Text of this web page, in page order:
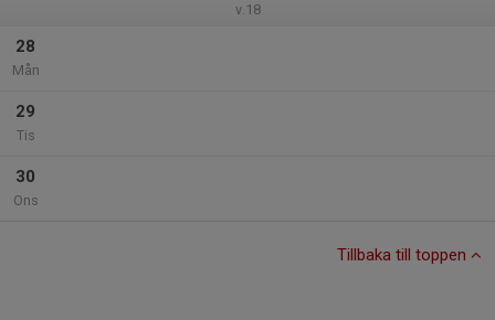
v.18
28
Mån
29
Tis
30
Ons
Tillbaka till toppen